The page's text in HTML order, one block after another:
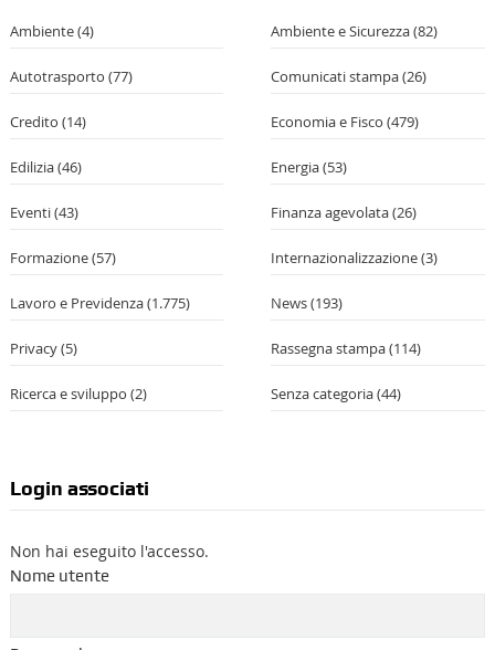
Ambiente(4) Ambiente e Sicurezza(82)
Autotrasporto (77) Comunicati stampa(26)
Credito (14) Economia e Fisco (479)
Edilizia(46) Energia(53)
Eventi(43) Finanza agevolata(26)
Formazione(57) Internazionalizzazione(3)
Lavoro e Previdenza(1.775) News(193)
Privacy(5) Rassegna stampa(114)
Ricerca e sviluppo (2) Senza categoria(44)
Login associati
Non hai eseguito l'accesso.
Nome utente